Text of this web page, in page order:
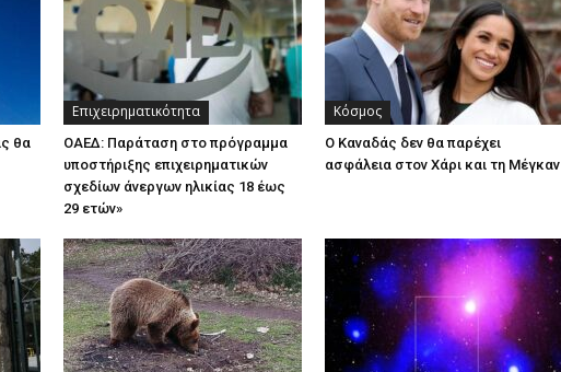
θα
Επιχειρηματικότητα
ΟΑΕΔ: Παράταση στο πρόγραμμα
υποστήριξης επιχειρηματικών
σχεδίων άνεργων ηλικίας 18 έως
29 ετών»
Κόσμος
Ο Καναδάς δεν θα παρέχει
ασφάλεια στον Χάρι και τη Μέγκαν